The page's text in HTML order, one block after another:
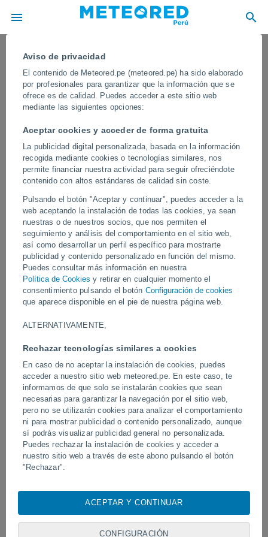
Aviso de privacidad
El contenido de Meteored.pe (meteored.pe) ha sido elaborado
por profesionales para garantizar que la información que se
ofrece es de calidad. Puedes acceder a este sitio web
mediante las siguientes opciones:
Aceptar cookies y acceder de forma gratuita
La publicidad digital personalizada, basada en la información
recogida mediante cookies o tecnologías similares, nos
permite financiar nuestra actividad para seguir ofreciéndote
contenido con altos estándares de calidad sin coste.
Pulsando el botón "Aceptar y continuar", puedes acceder a la
web aceptando la instalación de todas las cookies, ya sean
nuestras o de nuestros socios, que nos permiten el
seguimiento y análisis del comportamiento en el sitio web,
así como desarrollar un perfil específico para mostrarte
publicidad y contenido personalizado en función del mismo.
Puedes consultar más información en nuestra
Política de Cookies y retirar en cualquier momento el
consentimiento pulsando el botón Configuración de cookies
que aparece disponible en el pie de nuestra página web.
ALTERNATIVAMENTE,
Rechazar tecnologías similares a cookies
En caso de no aceptar la instalación de cookies, puedes
acceder a nuestro sitio web meteored.pe. En este caso, te
informamos de que solo se instalarán cookies que sean
necesarias para garantizar la navegación por el sitio web,
pero no se utilizarán cookies para analizar el comportamiento
ni para mostrar publicidad o contenido personalizado, aunque
sí podrás visualizar publicidad general no personalizada.
Puedes rechazar la instalación de cookies y acceder a
nuestro sitio web a través de este abono pulsando el botón
"Rechazar".
cookies, identificadores únicos o tecnologías similares para
visita en este sitio web, las direcciones IP y los
identificadores de cookies. Es posible que algunos
ACEPTAR Y CONTINUAR
CONFIGURACIÓN
¡Fuertes inundaciones en Finalborgo,
Italia! Este fenómeno fue provocado
por el desbordamiento del río Pora
Las fuertes lluvias caídas en las últimas horas provocaron una
rápida crecida del cauce, anegando calles, plazas y viviendas de
la ciudad.
Vídeos
Hace 6 horas
Tornados y lluvias torrenciales en
Pelotas, Brasil.
Un rayo impactó en un
fútbol en Narathiwat,
Síguenos